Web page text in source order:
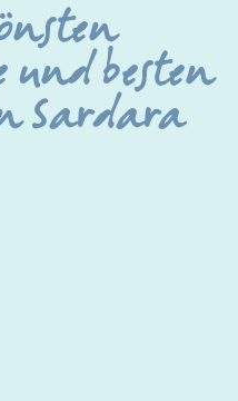
besten
Sardara